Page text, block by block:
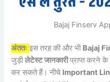
Bajaj Finserv
अंततः इस तरह की और भी Bajaj
जुड़ीलेटेस्ट जानकारीप्राप्त करने
कर सकते हैं। नीचे Important